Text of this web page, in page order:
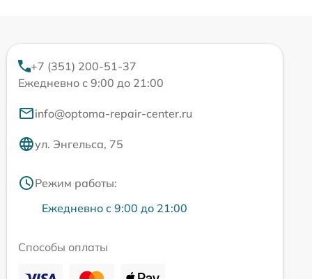
+7 (351) 200-51-37
Ежедневно с 9:00 до 21:00
info@optoma-repair-center.ru
ул. Энгельса, 75
Режим работы:
Ежедневно с 9:00 до 21:00
Способы оплаты